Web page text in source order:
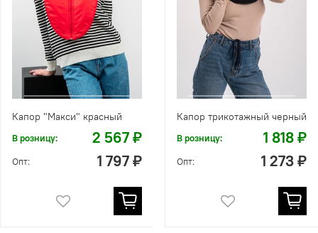
Капор "Макси" красный
В розницу: 2 567 ₽
Опт: 1 797 ₽
Капор трикотажный черный
В розницу: 1 818 ₽
Опт: 1 273 ₽